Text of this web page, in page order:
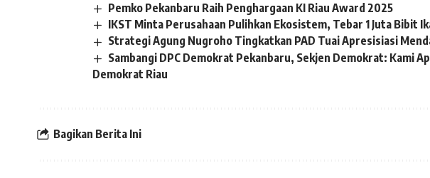
Pemko Pekanbaru Raih Penghargaan KI Riau Award 2025
IKST Minta Perusahaan Pulihkan Ekosistem, Tebar 1 Juta Bibit
Strategi Agung Nugroho Tingkatkan PAD Tuai Apresisiasi
Sambangi DPC Demokrat Pekanbaru, Sekjen Demokrat: Kami
Demokrat Riau
Bagikan Berita Ini